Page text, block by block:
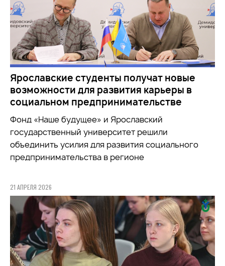
Ярославские студенты получат новые
возможности для развития карьеры в
социальном предпринимательстве
Фонд «Наше будущее» и Ярославский
государственный университет решили
объединить усилия для развития социального
предпринимательства в регионе
21 АПРЕЛЯ 2026